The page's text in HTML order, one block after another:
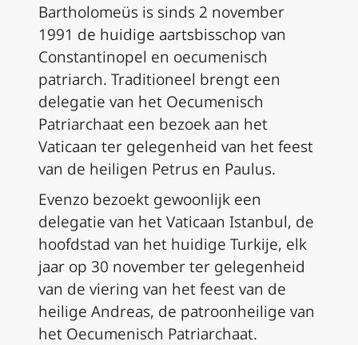
Bartholomeüs is sinds 2 november
1991 de huidige aartsbisschop van
Constantinopel en oecumenisch
patriarch. Traditioneel brengt een
delegatie van het Oecumenisch
Patriarchaat een bezoek aan het
Vaticaan ter gelegenheid van het feest
van de heiligen Petrus en Paulus.
Evenzo bezoekt gewoonlijk een
delegatie van het Vaticaan Istanbul, de
hoofdstad van het huidige Turkije, elk
jaar op 30 november ter gelegenheid
van de viering van het feest van de
heilige Andreas, de patroonheilige van
het Oecumenisch Patriarchaat.